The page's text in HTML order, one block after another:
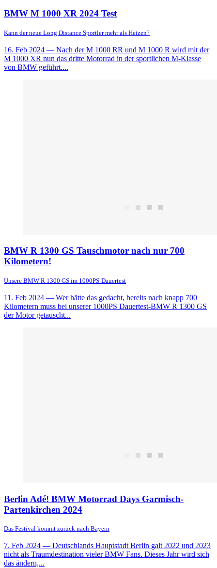
BMW M 1000 XR 2024 Test
Kann der neue Long Distance Sportler mehr als Heizen?
16. Feb 2024 — Nach der M 1000 RR und M 1000 R wird mit der
M 1000 XR nun das dritte Motorrad in der sportlichen M-Klasse
von BMW geführt....
BMW R 1300 GS Tauschmotor nach nur 700
Kilometern!
Unsere BMW R 1300 GS im 1000PS-Dauertest
11. Feb 2024 — Wer hätte das gedacht, bereits nach knapp 700
Kilometern muss bei unserer 1000PS Dauertest-BMW R 1300 GS
der Motor getauscht...
Berlin Adé! BMW Motorrad Days Garmisch-
Partenkirchen 2024
Das Festival kommt zurück nach Bayern
7. Feb 2024 — Deutschlands Hauptstadt Berlin galt 2022 und 2023
nicht als Traumdestination vieler BMW Fans. Dieses Jahr wird sich
das ändern,...